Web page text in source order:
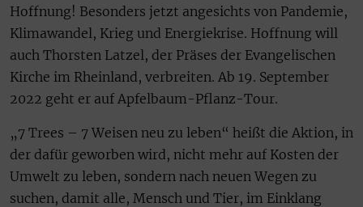
Hoffnung! Besonders jetzt angesichts von Pandemie,
Klimawandel, Krieg und Energiekrise. Hoffnung will
auch Thorsten Latzel, der Präses der Evangelischen
Kirche im Rheinland, verbreiten. Ab 19. September
2022 geht er auf Apfelbaum-Pflanz-Tour.
„7 Trees – 7 Weisen neu zu leben“ heißt die Aktion, in
der dafür geworben wird, nicht mehr auf Kosten der
Umwelt zu leben, sondern nach neuen Wegen zu
suchen, damit alle, Mensch und Tier, im Einklang